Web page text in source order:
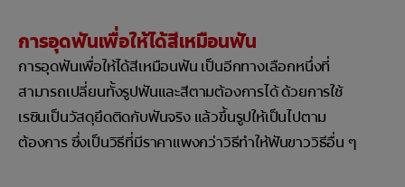
การอุดฟันเพื่อให้ได้สีเหมือนฟัน
การอุดฟันเพื่อให้ได้สีเหมือนฟัน เป็นอีกทางเลือกหนึ่งที่
สามารถเปลี่ยนทั้งรูปฟันและสีตามต้องการได้ ด้วยการใช้
เรซินเป็นวัสดุยึดติดกับฟันจริง แล้วขึ้นรูปให้เป็นไปตาม
ต้องการ ซึ่งเป็นวิธีที่มีราคาแพงกว่าวิธีทำให้ฟันขาววิธีอื่น ๆ